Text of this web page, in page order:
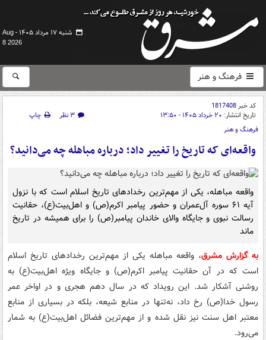
شنبه ۱۷ مرداد ۱۴۰۵ -
Aug
8 2026
فرهنگ و هنر
کد خبر1817408
تاریخ انتشار: ۲۰ خرداد ۱۴۰۵ - ۱۳:۵۰ ۳ نظر
چاپ
فرهنگ و هنر
واقعه‌ای که تاریخ را تغییر داد؛ درباره مباهله چه می‌دانید؟
واقعه مباهله، یکی از مهم‌ترین رخدادهای تاریخ اسلام است که با نزول
آیه ۶۱ سوره آل‌عمران و حضور پیامبر اکرم(ص) و اهل‌بیت(ع)، حقانیت
رسالت نبوی و جایگاه والای خاندان پیامبر(ص) را برای همیشه در تاریخ
ماند
به گزارش مشرق، واقعه مباهله یکی از مهم‌ترین رخدادهای تاریخ اسلام
است که در آن حقانیت پیامبر اکرم(ص) و جایگاه ویژه اهل‌بیت(ع) به
روشنی آشکار شد. این رویداد که در سال دهم هجری و در اواخر عمر
رسول خدا(ص) رخ داد، نه‌تنها در منابع شیعه، بلکه در بسیاری از منابع
معتبر اهل سنت نیز نقل شده و از مهم‌ترین فضائل اهل‌بیت(ع) به شمار
می‌رود.